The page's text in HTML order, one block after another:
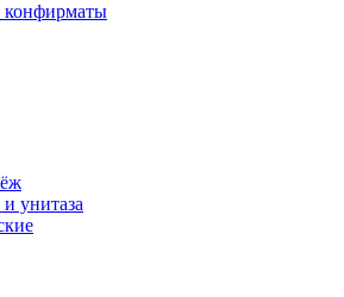
унитаза